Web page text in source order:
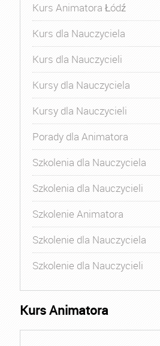
Kurs Animatora Łódź
Kurs dla Nauczyciela
Kurs dla Nauczycieli
Kursy dla Nauczyciela
Kursy dla Nauczycieli
Porady dla Animatora
Szkolenia dla Nauczyciela
Szkolenia dla Nauczycieli
Szkolenie Animatora
Szkolenie dla Nauczyciela
Szkolenie dla Nauczycieli
Kurs Animatora